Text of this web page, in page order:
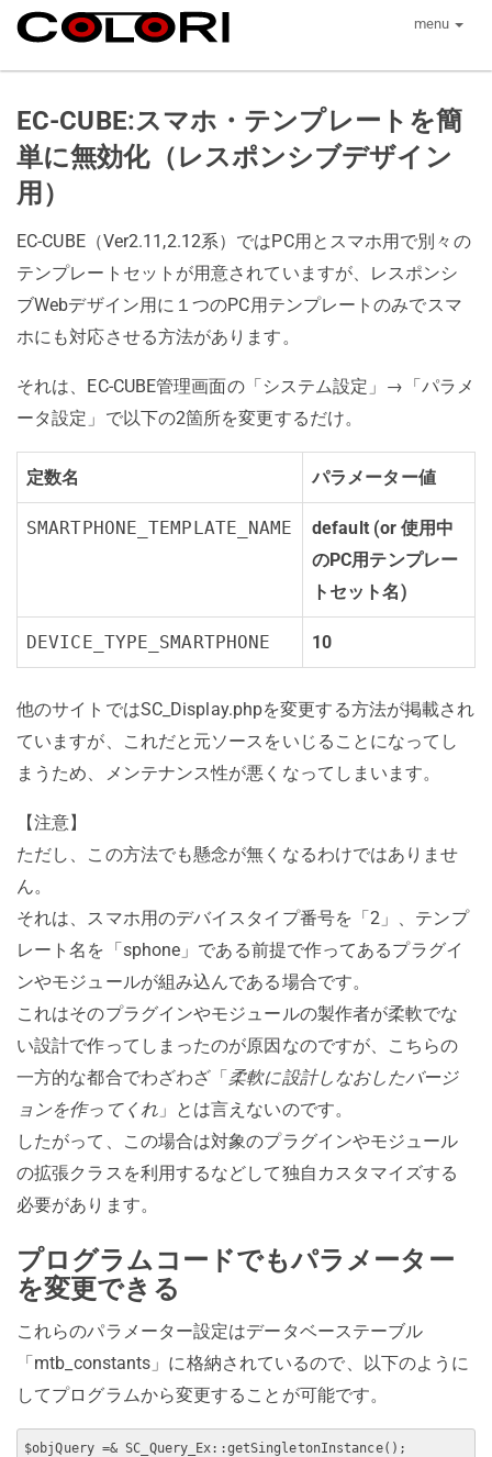
menu
EC-CUBE:スマホ・テンプレートを簡
単に無効化（レスポンシブデザイン
用）
EC-CUBE（Ver2.11,2.12系）ではPC用とスマホ用で別々の
テンプレートセットが用意されていますが、レスポンシ
ブWebデザイン用に１つのPC用テンプレートのみでスマ
ホにも対応させる方法があります。
それは、EC-CUBE管理画面の「システム設定」→「パラメ
ータ設定」で以下の2箇所を変更するだけ。
定数名 パラメーター値
SMARTPHONE_TEMPLATE_NAME
default (or 使用中
のPC用テンプレー
トセット名)
DEVICE_TYPE_SMARTPHONE 10
他のサイトではSC_Display.phpを変更する方法が掲載され
ていますが、これだと元ソースをいじることになってし
まうため、メンテナンス性が悪くなってしまいます。
【注意】
ただし、この方法でも懸念が無くなるわけではありませ
ん。
それは、スマホ用のデバイスタイプ番号を「2」、テンプ
レート名を「sphone」である前提で作ってあるプラグイ
ンやモジュールが組み込んである場合です。
これはそのプラグインやモジュールの製作者が柔軟でな
い設計で作ってしまったのが原因なのですが、こちらの
一方的な都合でわざわざ「柔軟に設計しなおしたバージ
ョンを作ってくれ」とは言えないのです。
したがって、この場合は対象のプラグインやモジュール
の拡張クラスを利用するなどして独自カスタマイズする
必要があります。
プログラムコードでもパラメーター
を変更できる
これらのパラメーター設定はデータベーステーブル
「mtb_constants」に格納されているので、以下のように
してプログラムから変更することが可能です。
$objQuery =& SC_Query_Ex::getSingletonInstance();